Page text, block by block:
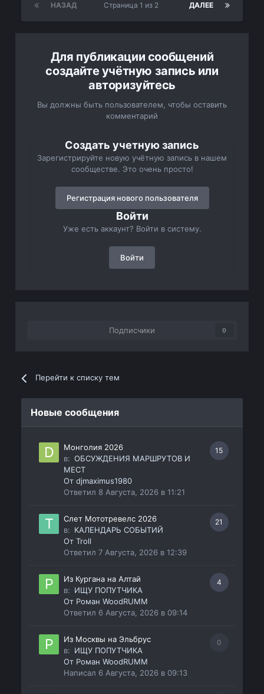
НАЗАД ДАЛЕЕ
Страница 1 из 2
Для публикации сообщений
создайте учётную запись или
авторизуйтесь
Вы должны быть пользователем, чтобы оставить
комментарий
Создать учетную запись
Зарегистрируйте новую учётную запись в нашем
сообществе. Это очень просто!
Регистрация нового пользователя
Войти
Уже есть аккаунт? Войти в систему.
Войти
Подписчики 0
Перейти к списку тем
Новые сообщения
15
Монголия 2026
в: ОБСУЖДЕНИЯ МАРШРУТОВ И
МЕСТ
Отdjmaximus1980
Ответил 8 Августа, 2026 в 11:21
21
Слет Мототревелс 2026
в: КАЛЕНДАРЬ СОБЫТИЙ
ОтTroll
Ответил7 Августа, 2026 в 12:39
4
Из Кургана на Алтай
в: ИЩУ ПОПУТЧИКА
От Роман WoodRUMM
Ответил 6 Августа, 2026 в 09:14
0
Из Москвы на Эльбрус
в: ИЩУ ПОПУТЧИКА
От Роман WoodRUMM
Написал 6 Августа, 2026 в 09:13